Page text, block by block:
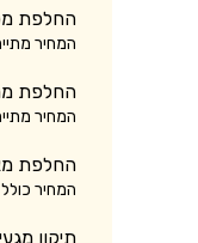
החלפת
המחיר
החלפת
המחיר
החלפת
המחיר
תיקון